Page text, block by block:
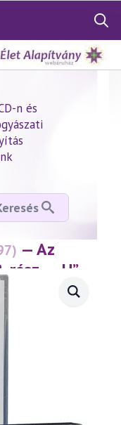
Search
for:
n és
— Az
– „H”